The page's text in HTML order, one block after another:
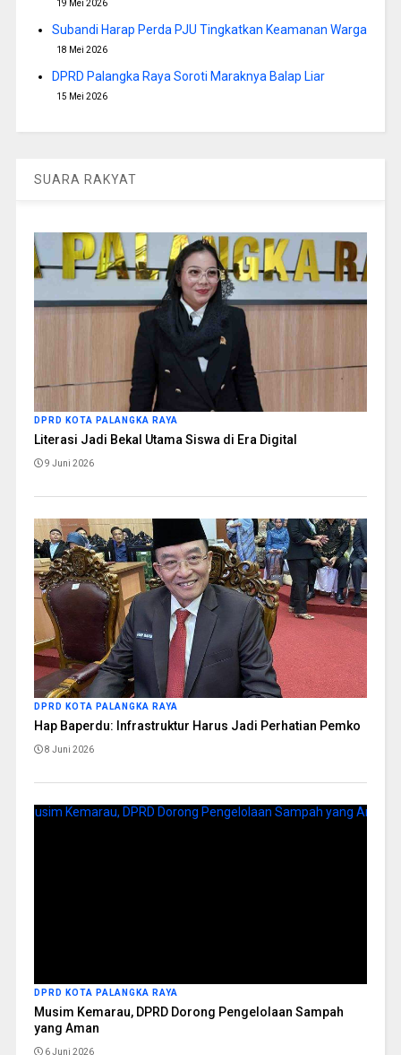
19 Mei 2026
Subandi Harap Perda PJU Tingkatkan Keamanan Warga
18 Mei 2026
DPRD Palangka Raya Soroti Maraknya Balap Liar
15 Mei 2026
SUARA RAKYAT
DPRD KOTA PALANGKA RAYA
Literasi Jadi Bekal Utama Siswa di Era Digital
9 Juni 2026
DPRD KOTA PALANGKA RAYA
Hap Baperdu: Infrastruktur Harus Jadi Perhatian Pemko
8 Juni 2026
DPRD KOTA PALANGKA RAYA
Musim Kemarau, DPRD Dorong Pengelolaan Sampah
yang Aman
6 Juni 2026